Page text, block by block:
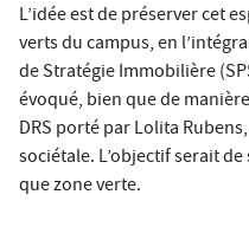
L’idée est de préserver cet
verts du campus, en
de Stratégie Immobilière
évoqué, bien que de
DRS porté par Lolita
sociétale. L’objectif serait
que zone verte.